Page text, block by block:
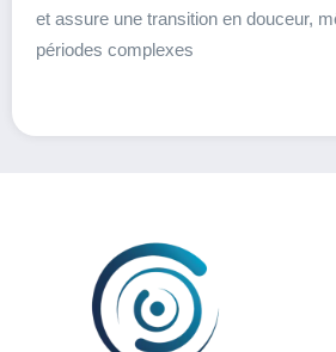
et assure une transition en douceur,
périodes complexes